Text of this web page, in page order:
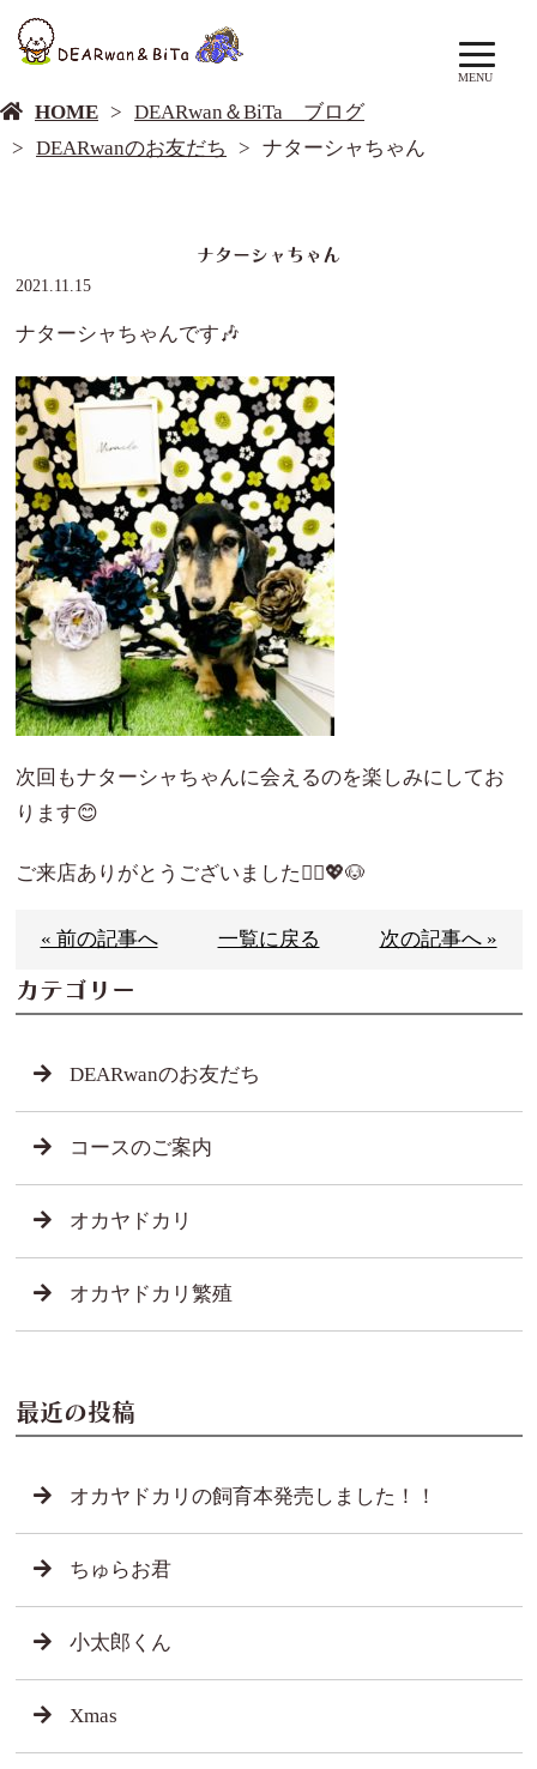
MENU
HOME
DEARwan＆BiTa ブログ
DEARwanのお友だち
ナターシャちゃん
ナターシャちゃん
2021.11.15
ナターシャちゃんです🎶
次回もナターシャちゃんに会えるのを楽しみにしてお
ります😊
ご来店ありがとうございました🙇‍♀️💖🐶
« 前の記事へ 一覧に戻る 次の記事へ »
カテゴリー
DEARwanのお友だち
コースのご案内
オカヤドカリ
オカヤドカリ繁殖
最近の投稿
オカヤドカリの飼育本発売しました！！
ちゅらお君
小太郎くん
Xmas